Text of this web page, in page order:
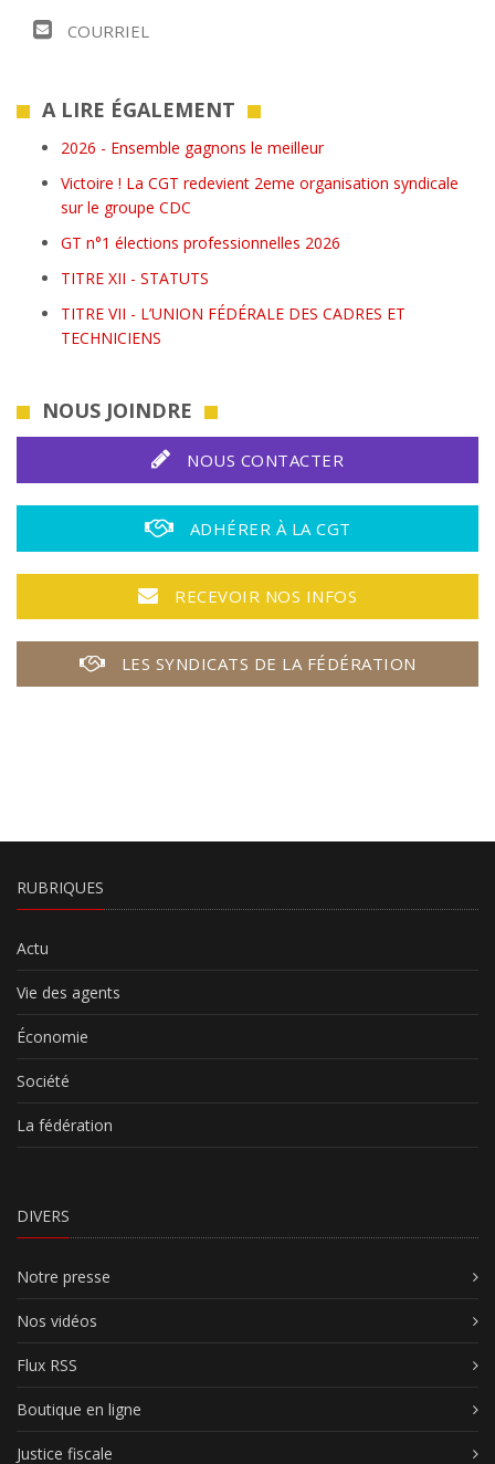
COURRIEL
A LIRE ÉGALEMENT
2026 - Ensemble gagnons le meilleur
Victoire ! La CGT redevient 2eme organisation syndicale
sur le groupe CDC
GT n°1 élections professionnelles 2026
TITRE XII - STATUTS
TITRE VII - L’UNION FÉDÉRALE DES CADRES ET
TECHNICIENS
NOUS JOINDRE
NOUS CONTACTER
ADHÉRER À LA CGT
RECEVOIR NOS INFOS
LES SYNDICATS DE LA FÉDÉRATION
RUBRIQUES
Actu
Vie des agents
Économie
Société
La fédération
DIVERS
Notre presse
Nos vidéos
Flux RSS
Boutique en ligne
Justice fiscale